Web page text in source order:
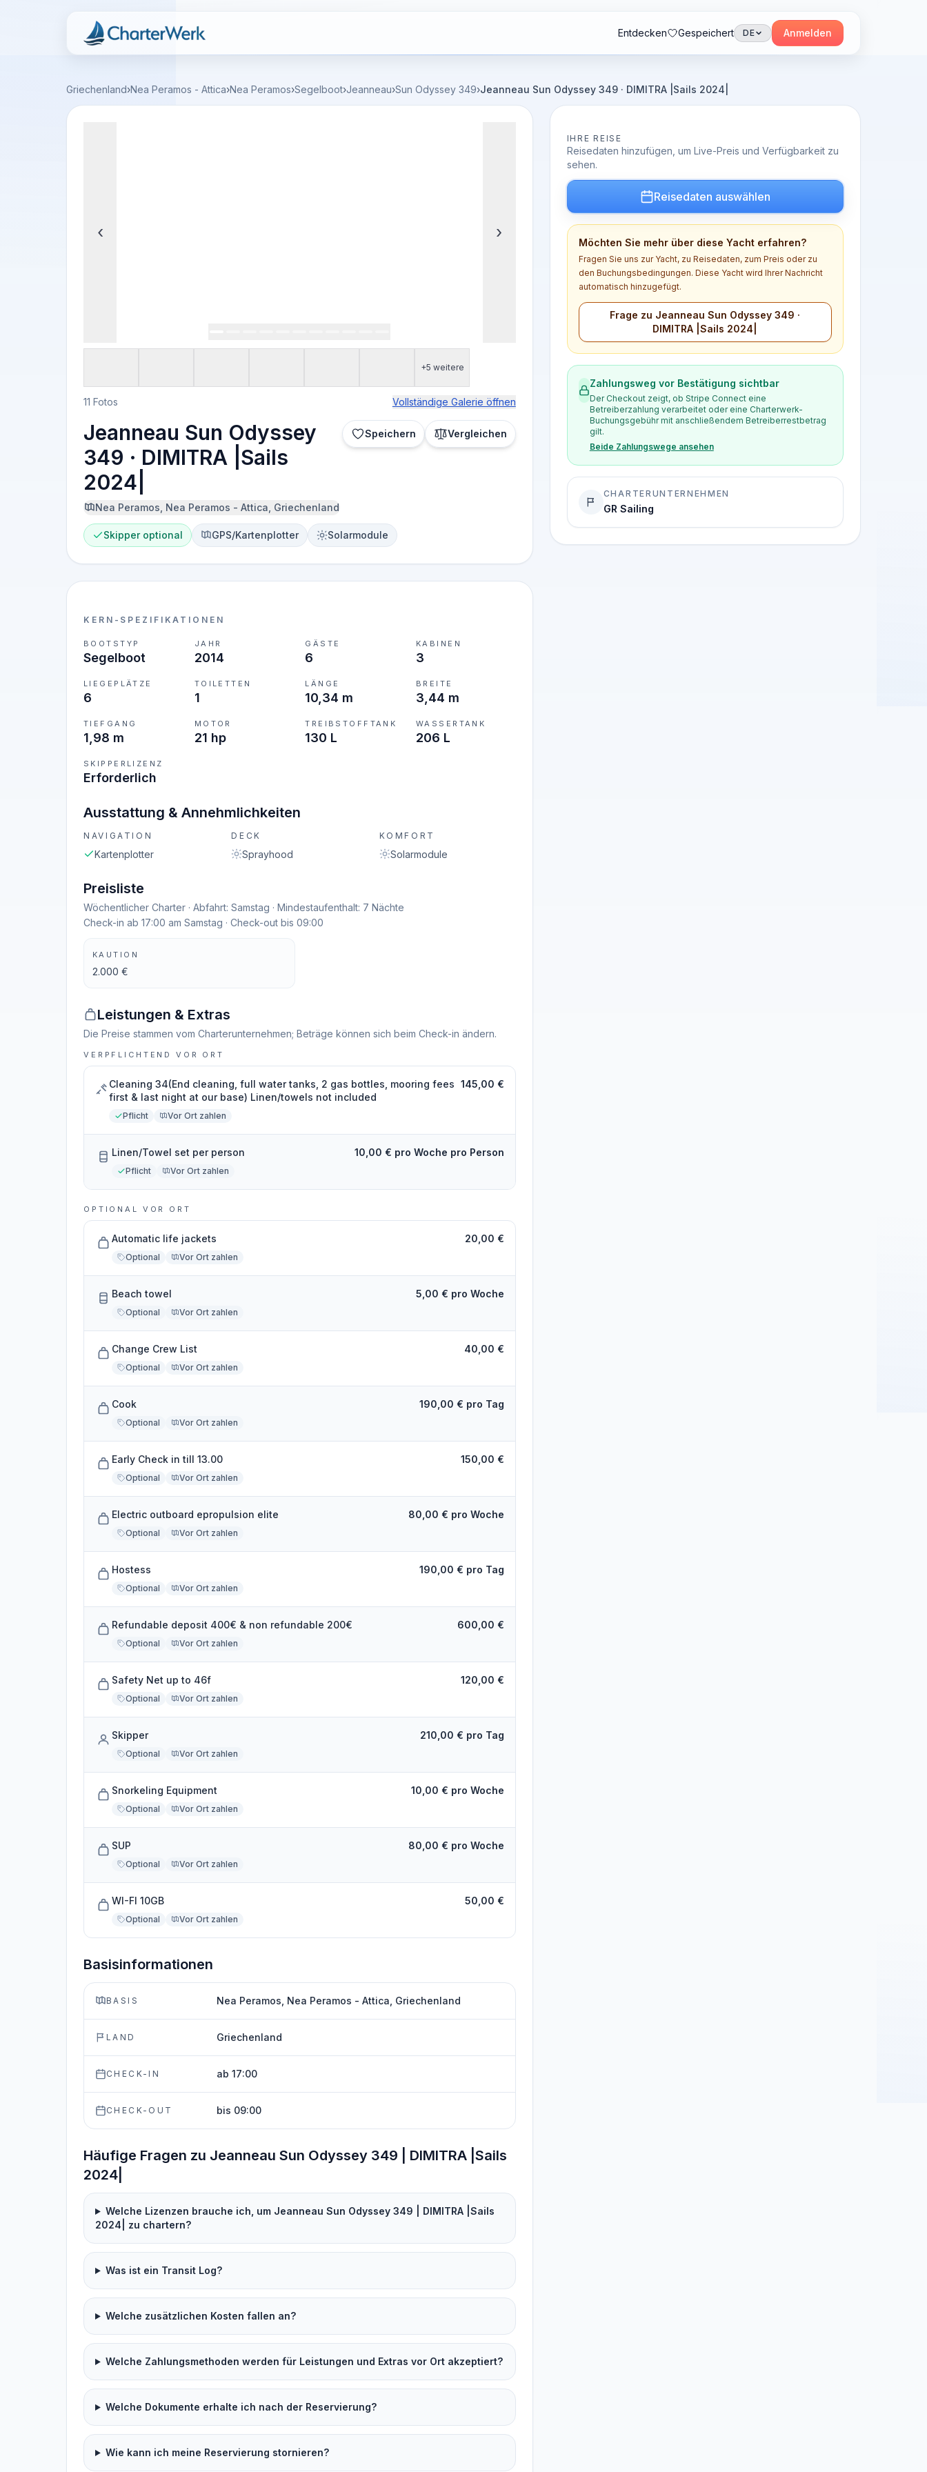
Charterwerk
Entdecken Gespeichert DE Anmelden
Griechenland›Nea Peramos - Attica›Nea Peramos›Segelboot›Jeanneau›Sun Odyssey 349›Jeanneau Sun Odyssey 349 · DIMITRA |Sails 2024|
‹ ›
+5 weitere
11 Fotos Vollständige Galerie öffnen
Jeanneau Sun Odyssey
349 · DIMITRA |Sails
2024|
Speichern Vergleichen
Nea Peramos, Nea Peramos - Attica, Griechenland
Skipper optional GPS/Kartenplotter Solarmodule
KERN-SPEZIFIKATIONEN
BOOTSTYP
Segelboot
JAHR
2014
GÄSTE
6
KABINEN
3
LIEGEPLÄTZE
6
TOILETTEN
1
LÄNGE
10,34 m
BREITE
3,44 m
TIEFGANG
1,98 m
MOTOR
21 hp
TREIBSTOFFTANK
130 L
WASSERTANK
206 L
SKIPPERLIZENZ
Erforderlich
Ausstattung & Annehmlichkeiten
NAVIGATION
Kartenplotter
DECK
Sprayhood
KOMFORT
Solarmodule
Preisliste
Wöchentlicher Charter · Abfahrt: Samstag · Mindestaufenthalt: 7 Nächte
Check-in ab 17:00 am Samstag · Check-out bis 09:00
KAUTION
2.000 €
Leistungen & Extras
Die Preise stammen vom Charterunternehmen; Beträge können sich beim Check-in ändern.
VERPFLICHTEND VOR ORT
Cleaning 34(End cleaning, full water tanks, 2 gas bottles, mooring fees
first & last night at our base) Linen/towels not included
Pflicht Vor Ort zahlen
145,00 €
Linen/Towel set per person
Pflicht Vor Ort zahlen
10,00 € pro Woche pro Person
OPTIONAL VOR ORT
Automatic life jackets
Optional Vor Ort zahlen
20,00 €
Beach towel
Optional Vor Ort zahlen
5,00 € pro Woche
Change Crew List
Optional Vor Ort zahlen
40,00 €
Cook
Optional Vor Ort zahlen
190,00 € pro Tag
Early Check in till 13.00
Optional Vor Ort zahlen
150,00 €
Electric outboard epropulsion elite
Optional Vor Ort zahlen
80,00 € pro Woche
Hostess
Optional Vor Ort zahlen
190,00 € pro Tag
Refundable deposit 400€ & non refundable 200€
Optional Vor Ort zahlen
600,00 €
Safety Net up to 46f
Optional Vor Ort zahlen
120,00 €
Skipper
Optional Vor Ort zahlen
210,00 € pro Tag
Snorkeling Equipment
Optional Vor Ort zahlen
10,00 € pro Woche
SUP
Optional Vor Ort zahlen
80,00 € pro Woche
WI-FI 10GB
Optional Vor Ort zahlen
50,00 €
Basisinformationen
BASIS Nea Peramos, Nea Peramos - Attica, Griechenland
LAND Griechenland
CHECK-IN ab 17:00
CHECK-OUT bis 09:00
Häufige Fragen zu Jeanneau Sun Odyssey 349 | DIMITRA |Sails
2024|
Welche Lizenzen brauche ich, um Jeanneau Sun Odyssey 349 | DIMITRA |Sails
2024| zu chartern?
Was ist ein Transit Log?
Welche zusätzlichen Kosten fallen an?
Welche Zahlungsmethoden werden für Leistungen und Extras vor Ort akzeptiert?
Welche Dokumente erhalte ich nach der Reservierung?
Wie kann ich meine Reservierung stornieren?
IHRE REISE
Reisedaten hinzufügen, um Live-Preis und Verfügbarkeit zu
sehen.
Reisedaten auswählen
Möchten Sie mehr über diese Yacht erfahren?
Fragen Sie uns zur Yacht, zu Reisedaten, zum Preis oder zu
den Buchungsbedingungen. Diese Yacht wird Ihrer Nachricht
automatisch hinzugefügt.
Frage zu Jeanneau Sun Odyssey 349 ·
DIMITRA |Sails 2024|
Zahlungsweg vor Bestätigung sichtbar
Der Checkout zeigt, ob Stripe Connect eine
Betreiberzahlung verarbeitet oder eine Charterwerk-
Buchungsgebühr mit anschließendem Betreiberrestbetrag
gilt.
Beide Zahlungswege ansehen
CHARTERUNTERNEHMEN
GR Sailing